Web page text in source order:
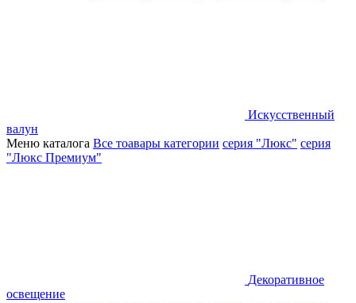
Искусственный
валун
Меню каталога Все тоавары категории серия "Люкс" серия
"Люкс Премиум"
Декоративное
освещение